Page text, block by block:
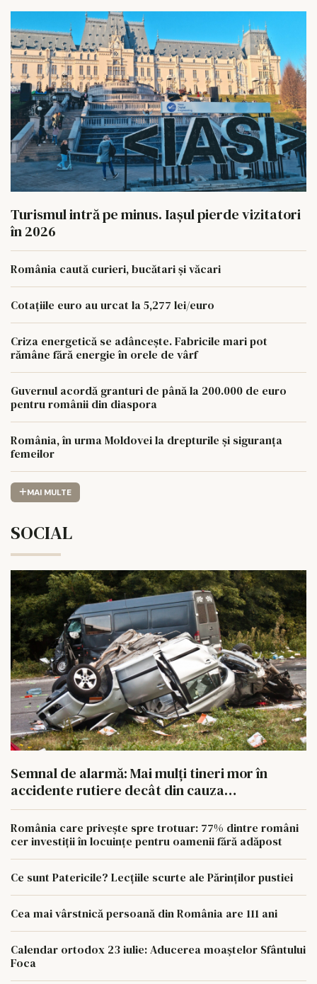
Turismul intră pe minus. Iașul pierde vizitatori
în 2026
România caută curieri, bucătari și văcari
Cotațiile euro au urcat la 5,277 lei/euro
Criza energetică se adâncește. Fabricile mari pot
rămâne fără energie în orele de vârf
Guvernul acordă granturi de până la 200.000 de euro
pentru românii din diaspora
România, în urma Moldovei la drepturile și siguranța
femeilor
MAI MULTE
SOCIAL
Semnal de alarmă: Mai mulți tineri mor în
accidente rutiere decât din cauza
tuberculozei și a drogurilor
România care privește spre trotuar: 77% dintre români
cer investiții în locuințe pentru oamenii fără adăpost
Ce sunt Patericile? Lecțiile scurte ale Părinților pustiei
Cea mai vârstnică persoană din România are 111 ani
Calendar ortodox 23 iulie: Aducerea moaștelor Sfântului
Foca